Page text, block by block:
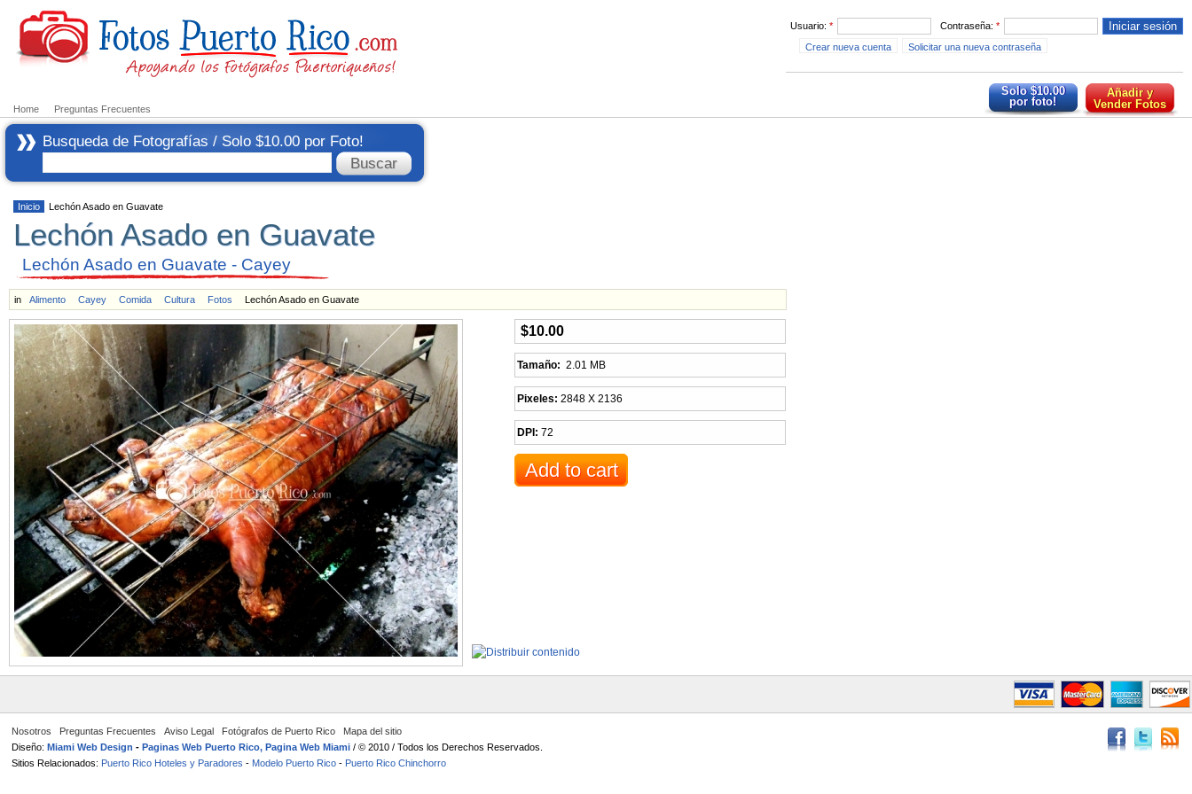
Usuario: * Contraseña: *
Crear nueva cuenta
Solicitar una nueva contraseña
Home Preguntas Frecuentes
Añadir y
Vender Fotos
Solo $10.00
por foto!
Busqueda de Fotografías / Solo $10.00 por Foto!
Inicio Lechón Asado en Guavate
Lechón Asado en Guavate
Lechón Asado en Guavate - Cayey
in Alimento Cayey Comida Cultura Fotos Lechón Asado en Guavate
$10.00
Tamaño: 2.01 MB
Pixeles: 2848 X 2136
DPI: 72
Nosotros Preguntas Frecuentes Aviso Legal Fotógrafos de Puerto Rico
Mapa del sitio
Diseño: Miami Web Design - Paginas Web Puerto Rico, Pagina Web Miami / © 2010 / Todos los Derechos Reservados.
Sitios Relacionados: Puerto Rico Hoteles y Paradores - Modelo Puerto Rico - Puerto Rico Chinchorro